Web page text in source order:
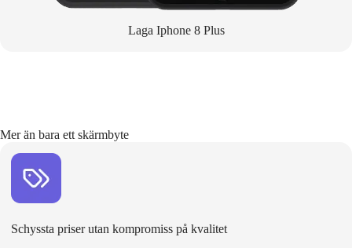
Laga Iphone 8 Plus
Mer än bara ett skärmbyte
Schyssta priser utan kompromiss på kvalitet